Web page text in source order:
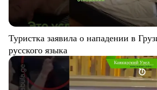
Туристка заявила о нападении в
русского языка